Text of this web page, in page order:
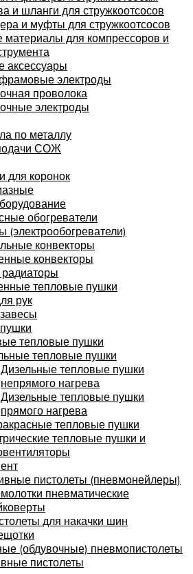
и шланги для стружкоотсосов
и муфты для стружкоотсосов
материалы для компрессоров и
аксессуары
электроды
проволока
электроды
по металлу
СОЖ
для коронок
обогреватели
(электрообогреватели)
конвекторы
конвекторы
тепловые пушки
рук
тепловые пушки
тепловые пушки
Дизельные тепловые пушки
непрямого нагрева
Дизельные тепловые пушки
прямого нагрева
тепловые пушки
тепловые пушки и
пистолеты (пневмонейлеры)
пневматические
для накачки шин
(обдувочные) пневмопистолеты
пистолеты